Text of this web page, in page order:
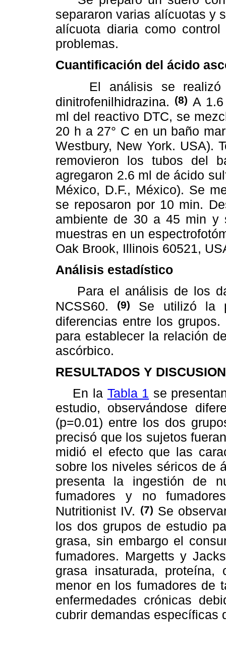
separaron varias alícuotas y
alícuota diaria como
problemas.
Cuantificación del ácido
El análisis se realizó
dinitrofenilhidrazina. (8) A
ml del reactivo DTC, se
20 h a 27° C en un baño
Westbury, New York. USA).
removieron los tubos del
agregaron 2.6 ml de ácido
México, D.F., México). Se
se reposaron por 10 min.
ambiente de 30 a 45 min y
muestras en un
Oak Brook, Illinois 60521,
Análisis estadístico
Para el análisis de los
NCSS60.
(9)
Se utilizó la
diferencias entre los
para establecer la relación
ascórbico.
RESULTADOS Y DISCUSION
En la Tabla 1 se
estudio, observándose
(p=0.01) entre los dos
precisó que los sujetos
midió el efecto que las
sobre los niveles séricos de
presenta la ingestión de
fumadores y no
Nutritionist IV. (7) Se
los dos grupos de estudio
grasa, sin embargo el
fumadores. Margetts y
grasa insaturada, proteína,
menor en los fumadores de
enfermedades crónicas
cubrir demandas específicas